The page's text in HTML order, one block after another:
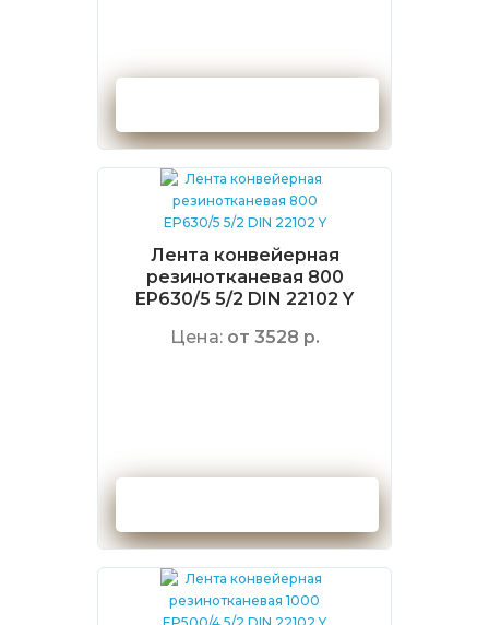
Лента конвейерная
резинотканевая 800
EP630/5 5/2 DIN 22102 Y
Цена: от 3528 р.